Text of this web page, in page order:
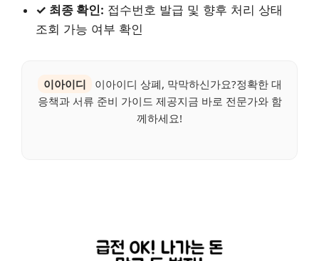
✓ 최종 확인: 접수번호 발급 및 향후 처리 상태
조회 가능 여부 확인
이아이디
이아이디 상폐, 막막하신가요?정확한 대
응책과 서류 준비 가이드 제공지금 바로 전문가와 함
께하세요!